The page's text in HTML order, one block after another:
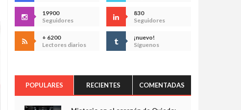
19900
Seguidores
830
Seguidores
+ 6200
Lectores diarios
¡nuevo!
Síguenos
POPULARES RECIENTES COMENTADAS